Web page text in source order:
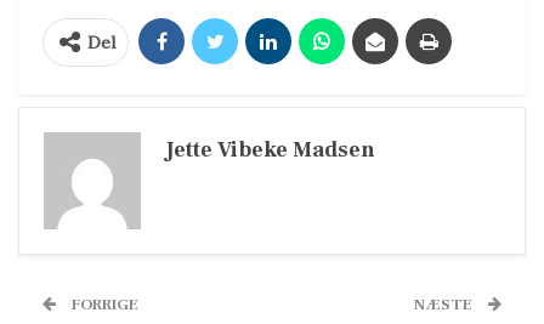
Del
Jette Vibeke Madsen
FORRIGE NÆSTE